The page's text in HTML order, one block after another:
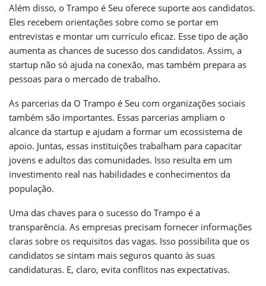
Além disso, o Trampo é Seu oferece suporte aos candidatos.
Eles recebem orientações sobre como se portar em
entrevistas e montar um currículo eficaz. Esse tipo de ação
aumenta as chances de sucesso dos candidatos. Assim, a
startup não só ajuda na conexão, mas também prepara as
pessoas para o mercado de trabalho.
As parcerias da O Trampo é Seu com organizações sociais
também são importantes. Essas parcerias ampliam o
alcance da startup e ajudam a formar um ecossistema de
apoio. Juntas, essas instituições trabalham para capacitar
jovens e adultos das comunidades. Isso resulta em um
investimento real nas habilidades e conhecimentos da
população.
Uma das chaves para o sucesso do Trampo é a
transparência. As empresas precisam fornecer informações
claras sobre os requisitos das vagas. Isso possibilita que os
candidatos se sintam mais seguros quanto às suas
candidaturas. E, claro, evita conflitos nas expectativas.